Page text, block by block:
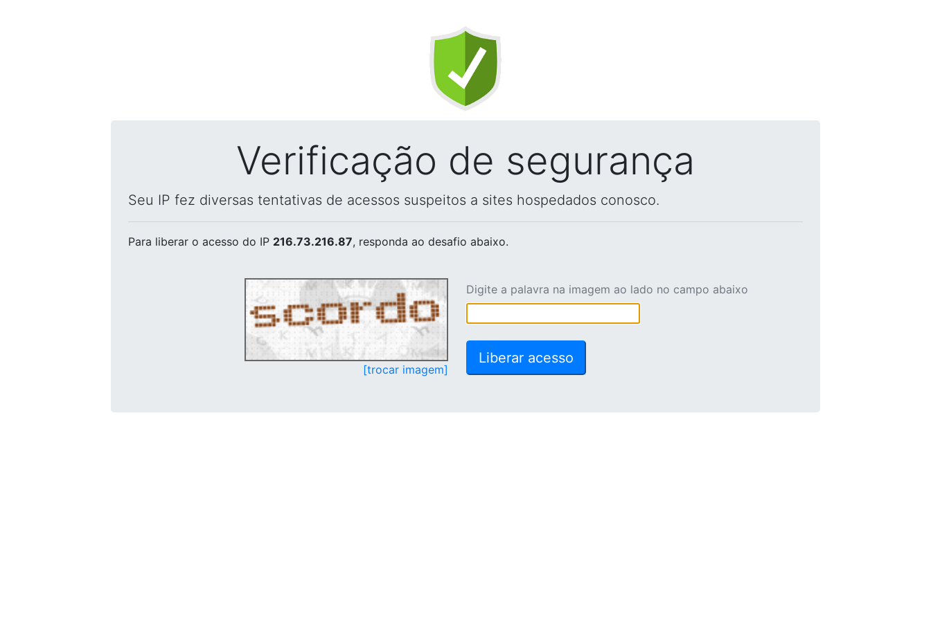
Verificação de segurança
Seu IP fez diversas tentativas de acessos suspeitos a sites hospedados conosco.
Para liberar o acesso do IP 216.73.216.87, responda ao desafio abaixo.
[trocar imagem]
Digite a palavra na imagem ao lado no campo abaixo